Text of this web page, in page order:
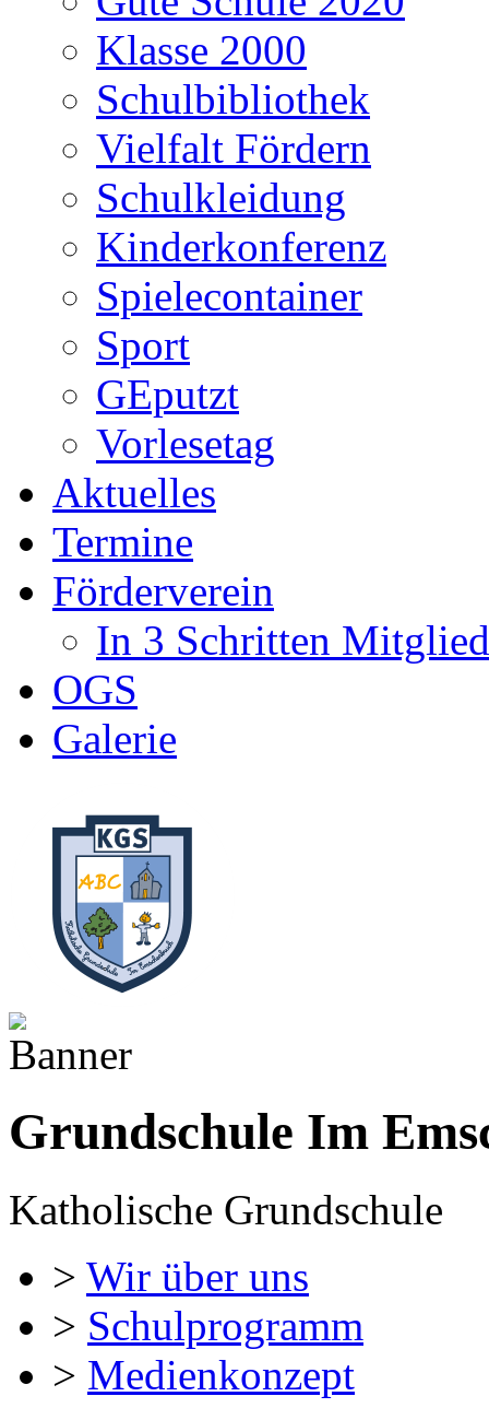
Klasse 2000
Schulbibliothek
Vielfalt Fördern
Schulkleidung
Kinderkonferenz
Spielecontainer
Sport
GEputzt
Vorlesetag
Aktuelles
Termine
Förderverein
In 3 Schritten
OGS
Galerie
Grundschule Im
Katholische Grundschule
> Wir über uns
> Schulprogramm
> Medienkonzept